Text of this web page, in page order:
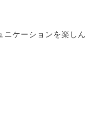
ニケーションを楽しん